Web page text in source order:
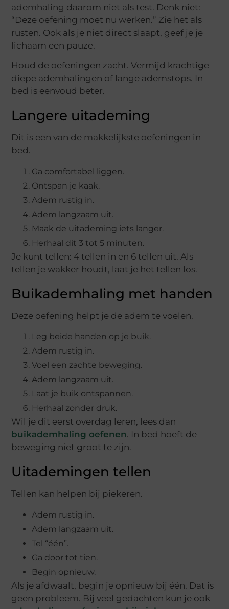
ademhaling daarom niet als test. Denk niet:
“Deze oefening moet nu werken.” Zie het als
rusten. Ook als je niet direct slaapt, geef je je
lichaam een pauze.
Houd de oefeningen zacht. Vermijd krachtige
diepe ademhalingen of lange ademstops. In
bed is eenvoud beter.
Langere uitademing
Dit is een van de makkelijkste oefeningen in
bed.
Ga comfortabel liggen.
Ontspan je kaak.
Adem rustig in.
Adem langzaam uit.
Maak de uitademing iets langer.
Herhaal dit 3 tot 5 minuten.
Je kunt tellen: 4 tellen in en 6 tellen uit. Als
tellen je wakker houdt, laat je het tellen los.
Buikademhaling met handen
Deze oefening helpt je de adem te voelen.
Leg beide handen op je buik.
Adem rustig in.
Voel een zachte beweging.
Adem langzaam uit.
Laat je buik ontspannen.
Herhaal zonder druk.
Wil je dit eerst overdag leren, lees dan
buikademhaling oefenen. In bed hoeft de
beweging niet groot te zijn.
Uitademingen tellen
Tellen kan helpen bij piekeren.
Adem rustig in.
Adem langzaam uit.
Tel “één”.
Ga door tot tien.
Begin opnieuw.
Als je afdwaalt, begin je opnieuw bij één. Dat is
geen probleem. Bij veel gedachten kun je ook